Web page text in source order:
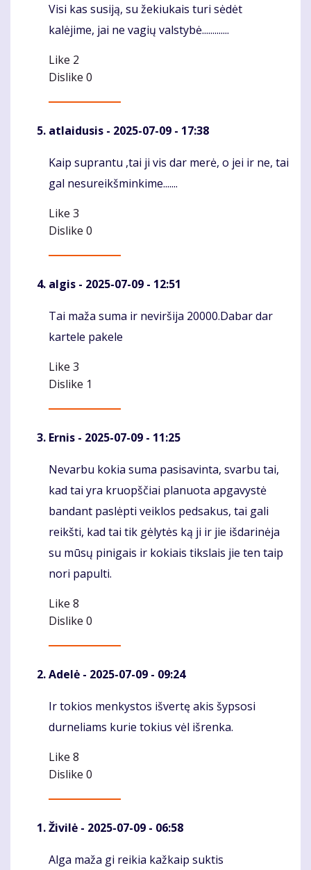
Komentaras
Visi kas susiją, su žekiukais turi sėdėt
kalėjime, jai ne vagių valstybė.............
Like 2
Dislike 0
atlaidusis - 2025-07-09 - 17:38
Komentaras
Kaip suprantu ,tai ji vis dar merė, o jei ir ne, tai
gal nesureikšminkime.......
Like 3
Dislike 0
algis - 2025-07-09 - 12:51
Komentaras
Tai maža suma ir neviršija 20000.Dabar dar
kartele pakele
Like 3
Dislike 1
Ernis - 2025-07-09 - 11:25
Komentaras
Nevarbu kokia suma pasisavinta, svarbu tai,
kad tai yra kruopščiai planuota apgavystė
bandant paslėpti veiklos pedsakus, tai gali
reikšti, kad tai tik gėlytės ką ji ir jie išdarinėja
su mūsų pinigais ir kokiais tikslais jie ten taip
nori papulti.
Like 8
Dislike 0
Adelė - 2025-07-09 - 09:24
Komentaras
Ir tokios menkystos išvertę akis šypsosi
durneliams kurie tokius vėl išrenka.
Like 8
Dislike 0
Živilė - 2025-07-09 - 06:58
Komentaras
Alga maža gi reikia kažkaip suktis